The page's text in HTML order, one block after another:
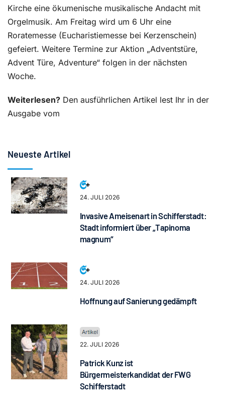
Kirche eine ökumenische musikalische Andacht mit
Orgelmusik. Am Freitag wird um 6 Uhr eine
Roratemesse (Eucharistiemesse bei Kerzenschein)
gefeiert. Weitere Termine zur Aktion „Adventstüre,
Advent Türe, Adventure“ folgen in der nächsten
Woche.
Weiterlesen? Den ausführlichen Artikel lest Ihr in der
Ausgabe vom
Neueste Artikel
24. JULI 2026
Invasive Ameisenart in Schifferstadt:
Stadt informiert über „Tapinoma
magnum“
24. JULI 2026
Hoffnung auf Sanierung gedämpft
22. JULI 2026
Patrick Kunz ist
Bürgermeisterkandidat der FWG
Schifferstadt